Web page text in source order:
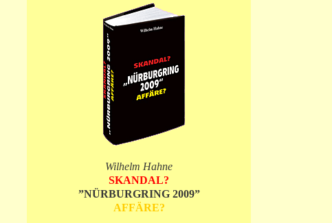
Wilhelm Hahne
SKANDAL?
”NÜRBURGRING 2009”
AFFÄRE?